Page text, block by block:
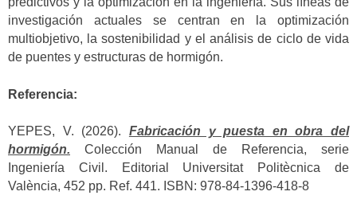
investigación actuales se centran en la optimización
multiobjetivo, la sostenibilidad y el análisis de ciclo de vida
de puentes y estructuras de hormigón.
Referencia:
YEPES, V. (2026). Fabricación y puesta en obra del
hormigón. Colección Manual de Referencia, serie
Ingeniería Civil. Editorial Universitat Politècnica de
València, 452 pp. Ref. 441. ISBN: 978-84-1396-418-8